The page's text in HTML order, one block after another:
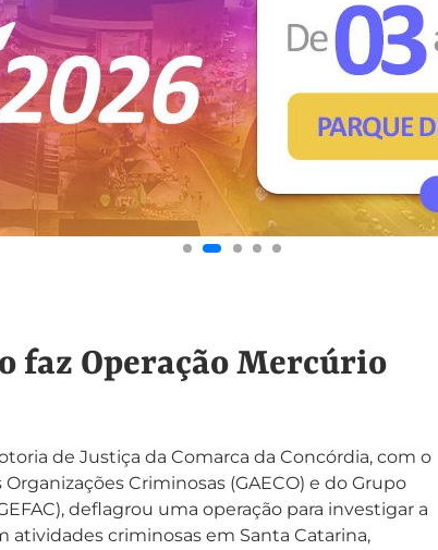
faz Operação Mercúrio
de Justiça da Comarca da Concórdia, com o
Criminosas (GAECO) e do Grupo
deflagrou uma operação para investigar a
criminosas em Santa Catarina,